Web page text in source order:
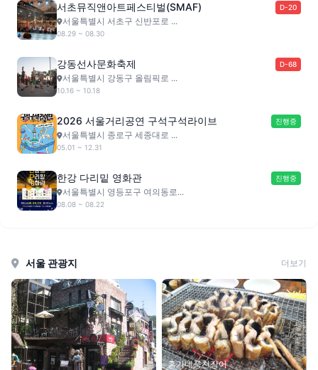
서초뮤직앤아트페스티벌(SMAF) D-20
서울특별시 서초구 신반포로 ...
08.29 ~ 08.30
강동선사문화축제 D-68
서울특별시 강동구 올림픽로 ...
10.16 ~ 10.18
2026 서울거리공연 구석구석라이브 진행중
서울특별시 종로구 세종대로 ...
05.01 ~ 12.31
한강 다리밑 영화관 진행중
서울특별시 영등포구 여의동로...
08.08 ~ 08.22
서울 관광지 더보기
홍가네풍천장어